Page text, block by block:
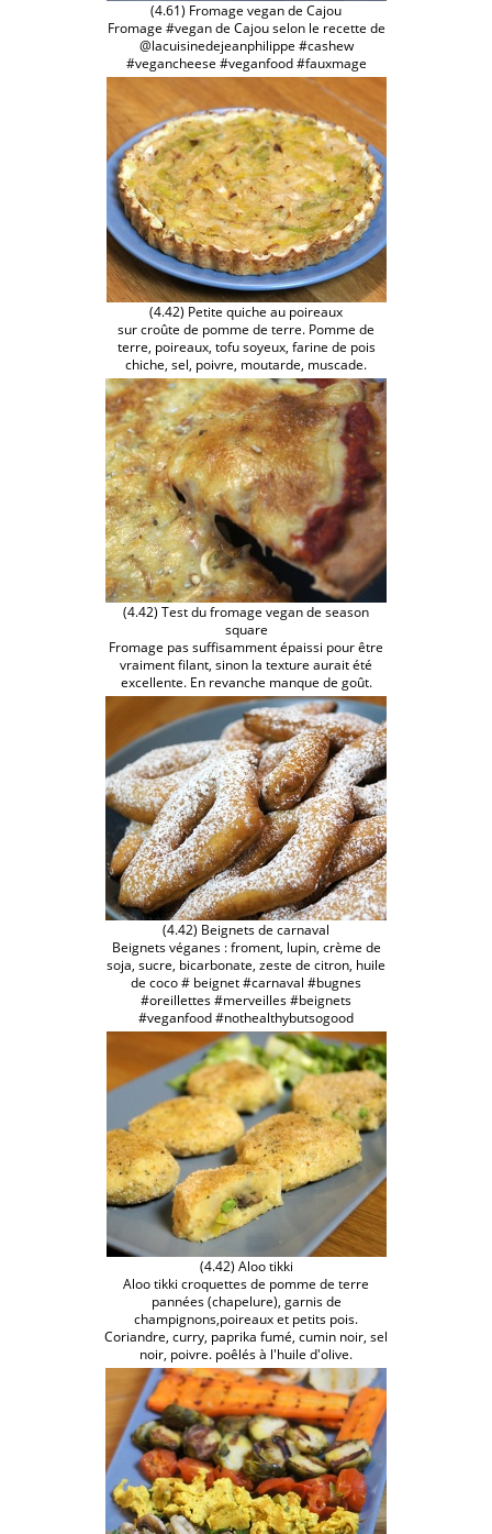
(4.61) Fromage vegan de Cajou
Fromage #vegan de Cajou selon le recette de
@lacuisinedejeanphilippe #cashew
#vegancheese #veganfood #fauxmage
(4.42) Petite quiche au poireaux
sur croûte de pomme de terre. Pomme de
terre, poireaux, tofu soyeux, farine de pois
chiche, sel, poivre, moutarde, muscade.
(4.42) Test du fromage vegan de season
square
Fromage pas suffisamment épaissi pour être
vraiment filant, sinon la texture aurait été
excellente. En revanche manque de goût.
(4.42) Beignets de carnaval
Beignets véganes : froment, lupin, crème de
soja, sucre, bicarbonate, zeste de citron, huile
de coco # beignet #carnaval #bugnes
#oreillettes #merveilles #beignets
#veganfood #nothealthybutsogood
(4.42) Aloo tikki
Aloo tikki croquettes de pomme de terre
pannées (chapelure), garnis de
champignons,poireaux et petits pois.
Coriandre, curry, paprika fumé, cumin noir, sel
noir, poivre. poêlés à l'huile d'olive.